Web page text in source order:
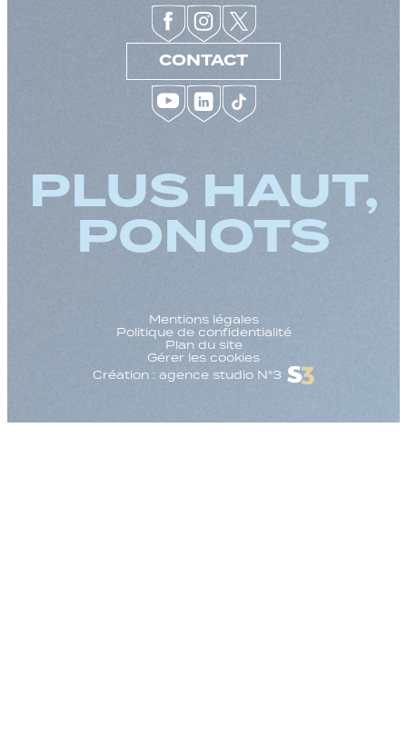
CONTACT
PLUS HAUT,
PONOTS
Mentions légales
Politique de confidentialité
Plan du site
Gérer les cookies
Création : agence studio N°3